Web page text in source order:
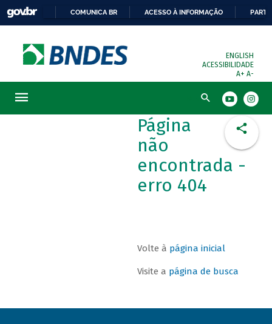
COMUNICA BR ACESSO À INFORMAÇÃO
ENGLISH
ACESSIBILIDADE
A+ A-
Busca
Página
não
encontrada -
erro 404
Volte à página inicial
Visite a página de busca